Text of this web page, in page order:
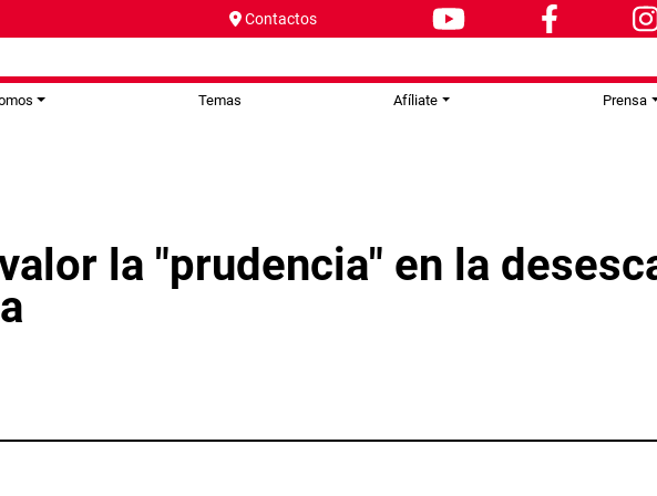
Contactos
Temas Afíliate Prensa
la "prudencia" en la